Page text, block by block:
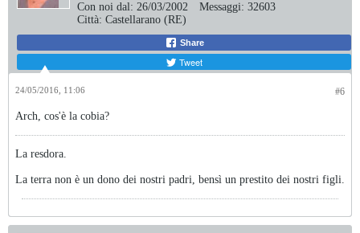
Con noi dal: 26/03/2002 Messaggi: 32603
Città: Castellarano (RE)
Share
Tweet
#6
24/05/2016, 11:06
Arch, cos'è la cobia?
La resdora.
La terra non è un dono dei nostri padri, bensì un prestito dei nostri figli.